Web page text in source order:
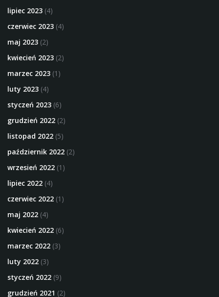
lipiec 2023 (4)
czerwiec 2023 (4)
maj 2023 (2)
kwiecień 2023 (2)
marzec 2023 (1)
luty 2023 (4)
styczeń 2023 (6)
grudzień 2022 (2)
listopad 2022 (5)
październik 2022 (2)
wrzesień 2022 (1)
lipiec 2022 (4)
czerwiec 2022 (1)
maj 2022 (4)
kwiecień 2022 (6)
marzec 2022 (3)
luty 2022 (3)
styczeń 2022 (9)
grudzień 2021 (2)